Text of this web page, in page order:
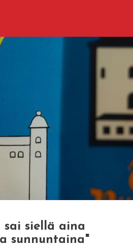
sai siellä aina
sunnuntaina"